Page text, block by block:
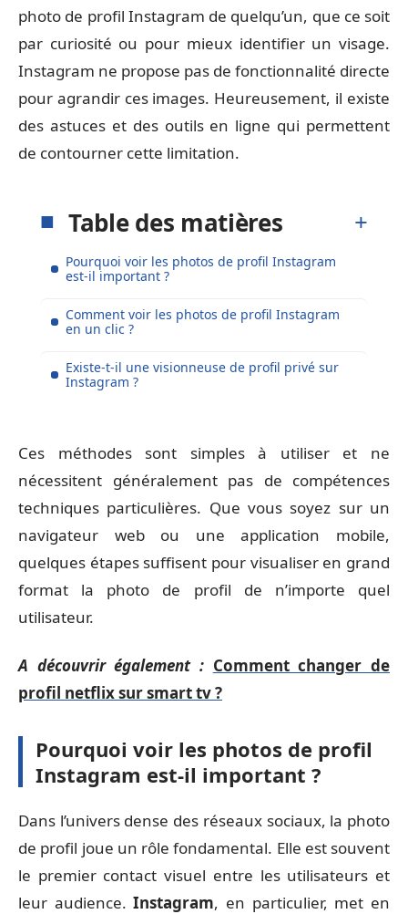
photo de profil Instagram de quelqu’un, que ce soit
par curiosité ou pour mieux identifier un visage.
Instagram ne propose pas de fonctionnalité directe
pour agrandir ces images. Heureusement, il existe
des astuces et des outils en ligne qui permettent
de contourner cette limitation.
Table des matières
Pourquoi voir les photos de profil Instagram
est-il important ?
Comment voir les photos de profil Instagram
en un clic ?
Existe-t-il une visionneuse de profil privé sur
Instagram ?
Ces méthodes sont simples à utiliser et ne
nécessitent généralement pas de compétences
techniques particulières. Que vous soyez sur un
navigateur web ou une application mobile,
quelques étapes suffisent pour visualiser en grand
format la photo de profil de n’importe quel
utilisateur.
A découvrir également : Comment changer de
profil netflix sur smart tv ?
Pourquoi voir les photos de profil
Instagram est-il important ?
Dans l’univers dense des réseaux sociaux, la photo
de profil joue un rôle fondamental. Elle est souvent
le premier contact visuel entre les utilisateurs et
leur audience.Instagram, en particulier, met en